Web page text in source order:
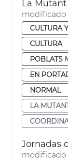
La Mutant
modificado
CULTURA
CULTURA
POBLATS
EN
NORMAL
LA
Jornadas
modificado